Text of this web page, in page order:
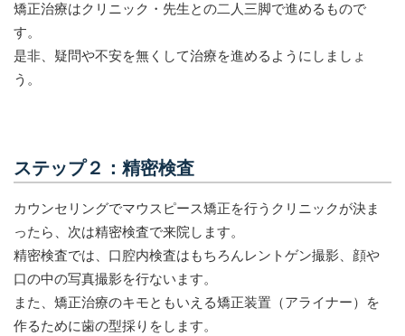
矯正治療はクリニック・先生との二人三脚で進めるもので
す。
是非、疑問や不安を無くして治療を進めるようにしましょ
う。
ステップ２：精密検査
カウンセリングでマウスピース矯正を行うクリニックが決ま
ったら、次は精密検査で来院します。
精密検査では、口腔内検査はもちろんレントゲン撮影、顔や
口の中の写真撮影を行ないます。
また、矯正治療のキモともいえる矯正装置（アライナー）を
作るために歯の型採りをします。